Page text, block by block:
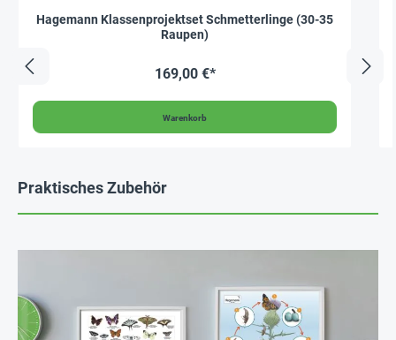
Hagemann Klassenprojektset Schmetterlinge (30-35
Raupen)
169,00 €*
Warenkorb
Praktisches Zubehör